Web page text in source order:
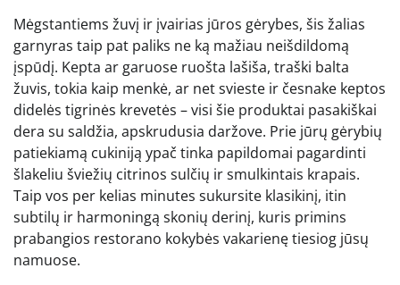
Mėgstantiems žuvį ir įvairias jūros gėrybes, šis žalias
garnyras taip pat paliks ne ką mažiau neišdildomą
įspūdį. Kepta ar garuose ruošta lašiša, traški balta
žuvis, tokia kaip menkė, ar net svieste ir česnake keptos
didelės tigrinės krevetės – visi šie produktai pasakiškai
dera su saldžia, apskrudusia daržove. Prie jūrų gėrybių
patiekiamą cukiniją ypač tinka papildomai pagardinti
šlakeliu šviežių citrinos sulčių ir smulkintais krapais.
Taip vos per kelias minutes sukursite klasikinį, itin
subtilų ir harmoningą skonių derinį, kuris primins
prabangios restorano kokybės vakarienę tiesiog jūsų
namuose.